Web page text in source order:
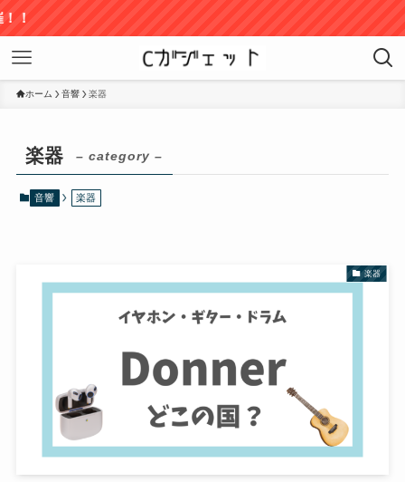
ホーム 音響 楽器
楽器 – category –
音響 楽器
楽器